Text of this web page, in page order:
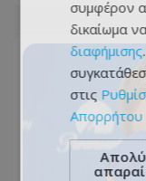
συμφέρον
δικαίωμα
διαφήμισης
στις
Απορρήτου